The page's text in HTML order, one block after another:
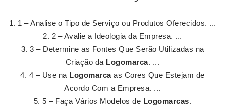
1 – Analise o Tipo de Serviço ou Produtos Oferecidos. ...
2 – Avalie a Ideologia da Empresa. ...
3 – Determine as Fontes Que Serão Utilizadas na
Criação da Logomarca. ...
4 – Use na Logomarcaas Cores Que Estejam de
Acordo Com a Empresa. ...
5 – Faça Vários Modelos de Logomarcas.